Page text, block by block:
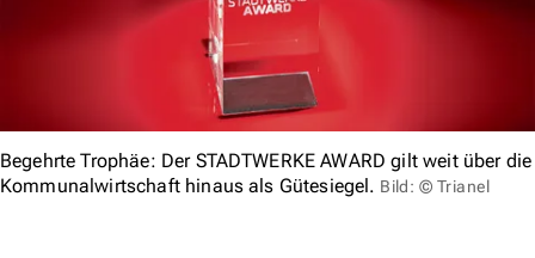
Begehrte Trophäe: Der STADTWERKE AWARD gilt weit über die
Kommunalwirtschaft hinaus als Gütesiegel. Bild: © Trianel